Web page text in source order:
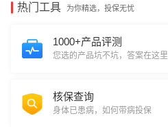
热门工具 为你精选，投保无忧
1000+产品评测
您选的产品坑不坑，答案在这里
核保查询
身体已患病，如何带病投保